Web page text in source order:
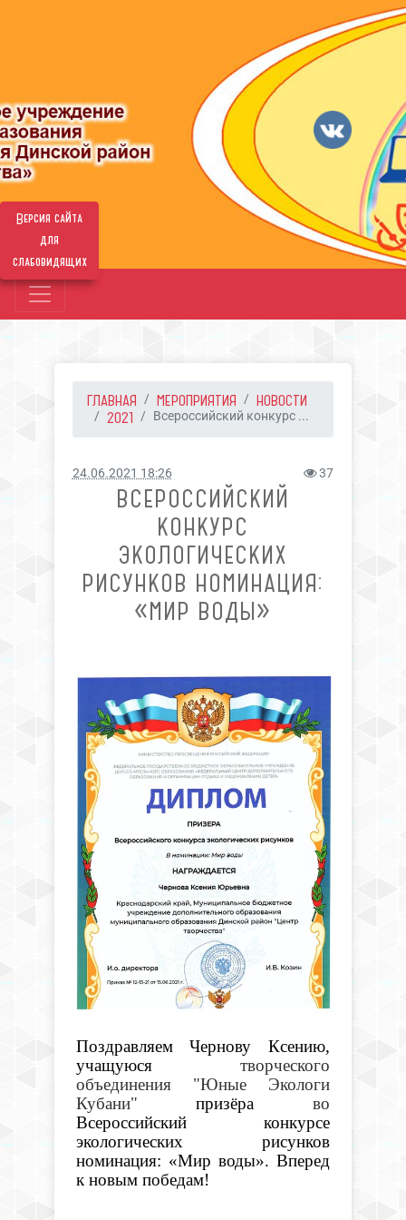
Версия сайта
для
слабовидящих
ГЛАВНАЯ МЕРОПРИЯТИЯ
НОВОСТИ
2021
Всероссийский конкурс ...
24.06.2021 18:26 37
ВСЕРОССИЙСКИЙ
КОНКУРС
ЭКОЛОГИЧЕСКИХ
РИСУНКОВ НОМИНАЦИЯ:
«МИР ВОДЫ»
Поздравляем Чернову Ксению,
учащуюсятворческого
объединения "Юные Экологи
Кубани" призёра во
Всероссийский конкурсе
экологических рисунков
номинация: «Мир воды». Вперед
к новым победам!